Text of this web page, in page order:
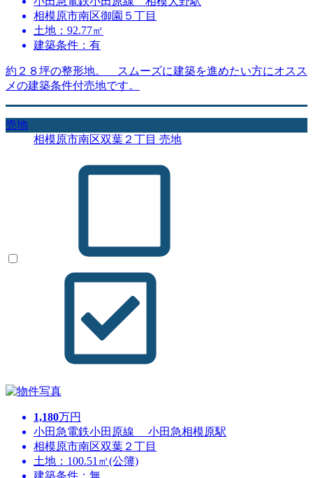
相模原市南区御園５丁目
土地：92.77㎡
建築条件：有
約２８坪の整形地。 スムーズに建築を進めたい方にオスス
メの建築条件付売地です。
売地
相模原市南区双葉２丁目 売地
1,180万円
小田急電鉄小田原線 小田急相模原駅
相模原市南区双葉２丁目
土地：100.51㎡(公簿)
建築条件：無